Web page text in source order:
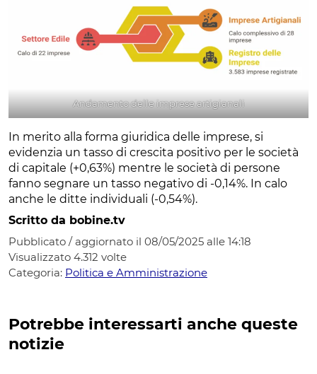
Andamento delle imprese artigianali
In merito alla forma giuridica delle imprese, si
evidenzia un tasso di crescita positivo per le società
di capitale (+0,63%) mentre le società di persone
fanno segnare un tasso negativo di -0,14%. In calo
anche le ditte individuali (-0,54%).
Scritto da bobine.tv
Pubblicato / aggiornato il 08/05/2025 alle 14:18
Visualizzato 4.312 volte
Categoria: Politica e Amministrazione
Potrebbe interessarti anche queste
notizie